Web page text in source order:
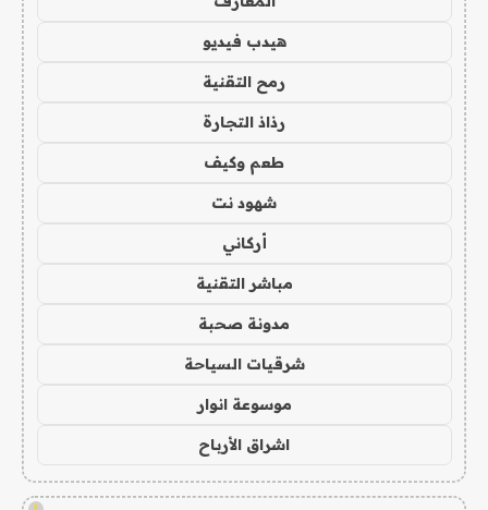
هيدب فيديو
رمح التقنية
رذاذ التجارة
طعم وكيف
شهود نت
أركاني
مباشر التقنية
مدونة صحبة
شرقيات السياحة
موسوعة انوار
اشراق الأرباح